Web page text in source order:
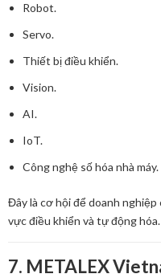
Robot.
Servo.
Thiết bị điều khiển.
Vision.
AI.
IoT.
Công nghệ số hóa nhà máy.
Đây là cơ hội để doanh
vực điều khiển và tự động hóa.
7. METALEX